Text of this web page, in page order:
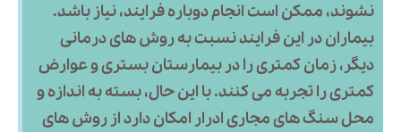
نشوند، ممکن است انجام دوباره فرایند، نیاز باشد.
بیماران در این فرایند نسبت به روش های درمانی
دیگر، زمان کمتری را در بیمارستان بستری و عوارض
کمتری را تجربه می کنند. با این حال، بسته به اندازه و
محل سنگ های مجاری ادرار امکان دارد از روش های